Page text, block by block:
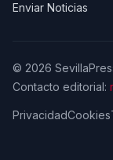
Enviar Noticias
© 2026
Contacto editorial:
PrivacidadCookies